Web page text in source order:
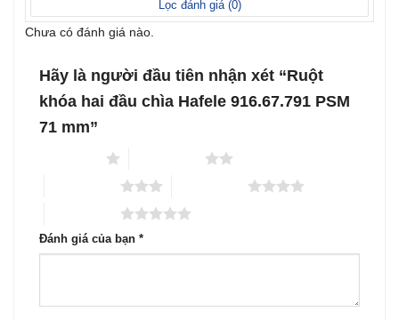
Lọc đánh giá (0)
Chưa có đánh giá nào.
Hãy là người đầu tiên nhận xét “Ruột
khóa hai đầu chìa Hafele 916.67.791 PSM
71 mm”
Đánh giá của bạn *